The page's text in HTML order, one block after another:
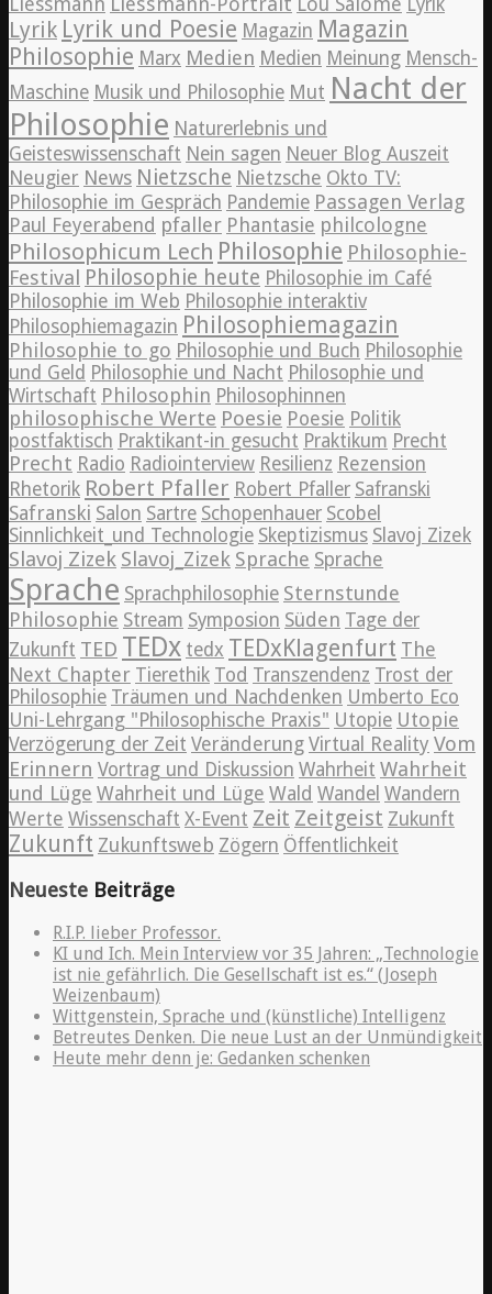
Lyrik
Lyrik Lyrik und Poesie Magazin Magazin
Philosophie Marx Medien Medien Meinung Mensch-
Maschine Musik und Philosophie Mut Nacht der
Philosophie Naturerlebnis und
Geisteswissenschaft Nein sagen Neuer Blog Auszeit
Neugier News Nietzsche Nietzsche Okto TV:
Philosophie im Gespräch Pandemie Passagen Verlag
Paul Feyerabend pfaller Phantasie philcologne
Philosophicum Lech Philosophie Philosophie-
Festival Philosophie heute Philosophie im Café
Philosophie im Web Philosophie interaktiv
Philosophiemagazin Philosophiemagazin
Philosophie to go Philosophie und Buch Philosophie
und Geld Philosophie und Nacht Philosophie und
Wirtschaft Philosophin Philosophinnen
philosophische Werte Poesie Poesie Politik
postfaktisch Praktikant-in gesucht Praktikum Precht
Precht Radio Radiointerview Resilienz Rezension
Rhetorik Robert Pfaller Robert Pfaller Safranski
Safranski Salon Sartre Schopenhauer Scobel
Sinnlichkeit_und Technologie Skeptizismus Slavoj Zizek
Slavoj Zizek Slavoj_Zizek Sprache Sprache
Sprache Sprachphilosophie Sternstunde
Philosophie Stream Symposion Süden Tage der
Zukunft TED TEDx tedx TEDxKlagenfurt The
Next Chapter Tierethik Tod Transzendenz Trost der
Philosophie Träumen und Nachdenken Umberto Eco
Uni-Lehrgang "Philosophische Praxis" Utopie Utopie
Verzögerung der Zeit Veränderung Virtual Reality Vom
Erinnern Vortrag und Diskussion Wahrheit Wahrheit
und Lüge Wahrheit und Lüge Wald Wandel Wandern
Werte Wissenschaft X-Event Zeit Zeitgeist Zukunft
Zukunft Zukunftsweb Zögern Öffentlichkeit
Neueste Beiträge
R.I.P. lieber Professor.
KI und Ich. Mein Interview vor 35 Jahren: „Technologie
ist nie gefährlich. Die Gesellschaft ist es.“ (Joseph
Weizenbaum)
Wittgenstein, Sprache und (künstliche) Intelligenz
Betreutes Denken. Die neue Lust an der Unmündigkeit
Heute mehr denn je: Gedanken schenken